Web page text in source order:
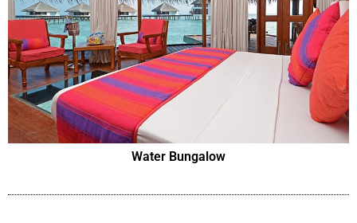
Water Bungalow